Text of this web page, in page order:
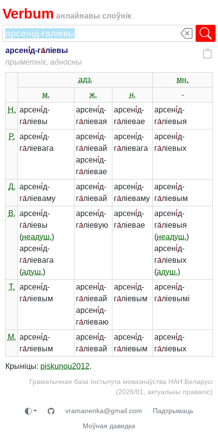
Verbum анлайнавы слоўнік
арсені́д-га́ліевы
прыметнік, адносны
адз.
мн.
м.
ж. н.
-
Н. арсені́д-
га́ліевы
арсені́д-
га́ліевая
арсені́д-
га́ліевае
арсені́д-
га́ліевыя
Р.
арсені́д-
га́ліевага
арсені́д-
га́ліевай
арсені́д-
га́ліевае
арсені́д-
га́ліевага
арсені́д-
га́ліевых
Д. арсені́д-
га́ліеваму
арсені́д-
га́ліевай
арсені́д-
га́ліеваму
арсені́д-
га́ліевым
В. арсені́д-
га́ліевы
(неадуш.)
арсені́д-
га́ліевага
(адуш.)
арсені́д-
га́ліевую
арсені́д-
га́ліевае
арсені́д-
га́ліевыя
(неадуш.)
арсені́д-
га́ліевых
(адуш.)
Т.
арсені́д-
га́ліевым
арсені́д-
га́ліевай
арсені́д-
га́ліеваю
арсені́д-
га́ліевым
арсені́д-
га́ліевымі
М. арсені́д-
га́ліевым
арсені́д-
га́ліевай
арсені́д-
га́ліевым
арсені́д-
га́ліевых
Крыніцы: piskunou2012.
Граматычная база Інстытута мовазнаўства НАН Беларусі
(2026/01, актуальны правапіс)
vramanenka@gmail.com
Падтрымаць
Моўная даведка